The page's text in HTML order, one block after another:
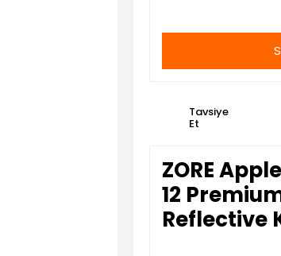
Tavsiye
Et
ZORE
12
Reflective